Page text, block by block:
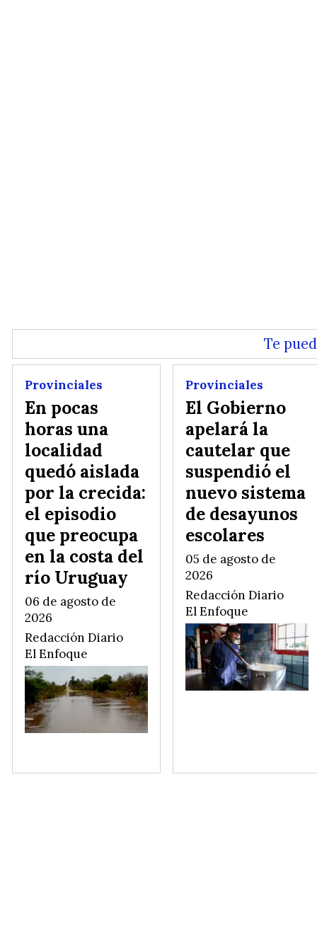
Te
En pocas
horas una
localidad
quedó aislada
por la crecida:
el episodio
que preocupa
en la costa del
río Uruguay
Redacción Diario
El Enfoque
Provinciales
06 de agosto de
2026
El Gobierno
apelará la
cautelar que
suspendió el
nuevo sistema
de desayunos
escolares
Redacción Diario
El Enfoque
Provinciales
05 de agosto de
2026